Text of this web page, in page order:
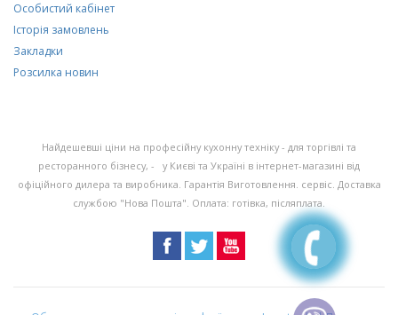
Особистий кабінет
Історія замовлень
Закладки
Розсилка новин
Найдешевші ціни на професійну кухонну техніку - для торгівлі та
ресторанного бізнесу, - у Києві та Україні в інтернет-магазині від
офіційного дилера та виробника. Гарантія Виготовлення. сервіс. Доставка
службою "Нова Пошта". Оплата: готівка, післяплата.